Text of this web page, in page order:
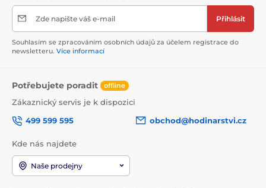
Zde napište váš e-mail Přihlásit
Souhlasím se zpracováním osobních údajů za účelem registrace do
newsletteru. Více informací
Potřebujete poradit offline
Zákaznický servis je k dispozici
499 599 595
obchod@hodinarstvi.cz
Kde nás najdete
Naše prodejny